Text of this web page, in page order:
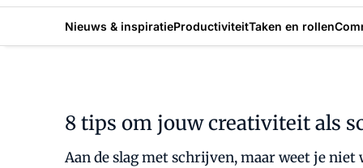
Nieuws & inspiratieProductiviteitTaken en rollen
8 tips om jouw creativiteit als
Aan de slag met schrijven, maar weet je